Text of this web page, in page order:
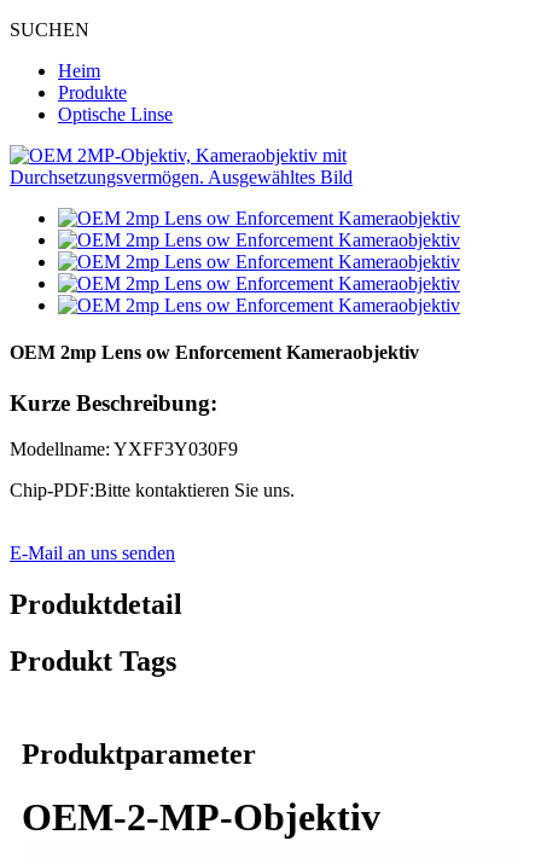
SUCHEN
Heim
Produkte
Optische Linse
OEM 2mp Lens ow Enforcement Kameraobjektiv
Kurze Beschreibung:
Modellname: YXFF3Y030F9
Chip-PDF:Bitte kontaktieren Sie uns.
E-Mail an uns senden
Produktdetail
Produkt Tags
Produktparameter
OEM-2-MP-Objektiv